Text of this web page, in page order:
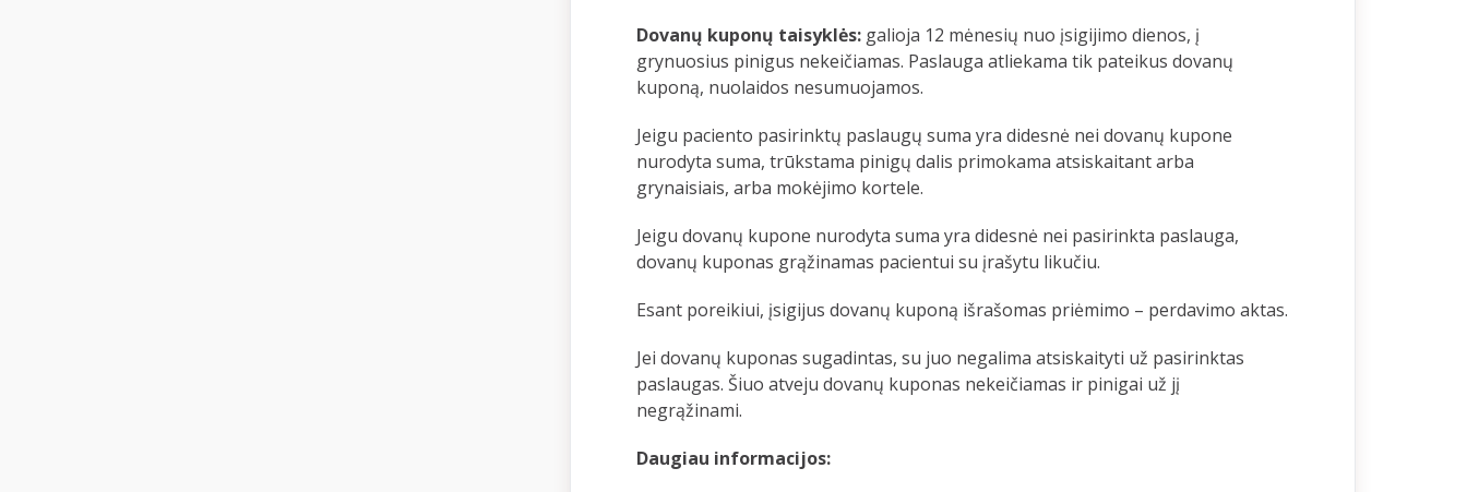
Dovanų kuponų taisyklės: galioja 12 mėnesių nuo įsigijimo dienos, į
grynuosius pinigus nekeičiamas. Paslauga atliekama tik pateikus dovanų
kuponą, nuolaidos nesumuojamos.
Jeigu paciento pasirinktų paslaugų suma yra didesnė nei dovanų kupone
nurodyta suma, trūkstama pinigų dalis primokama atsiskaitant arba
grynaisiais, arba mokėjimo kortele.
Jeigu dovanų kupone nurodyta suma yra didesnė nei pasirinkta paslauga,
dovanų kuponas grąžinamas pacientui su įrašytu likučiu.
Esant poreikiui, įsigijus dovanų kuponą išrašomas priėmimo – perdavimo aktas.
Jei dovanų kuponas sugadintas, su juo negalima atsiskaityti už pasirinktas
paslaugas. Šiuo atveju dovanų kuponas nekeičiamas ir pinigai už jį
negrąžinami.
Daugiau informacijos: